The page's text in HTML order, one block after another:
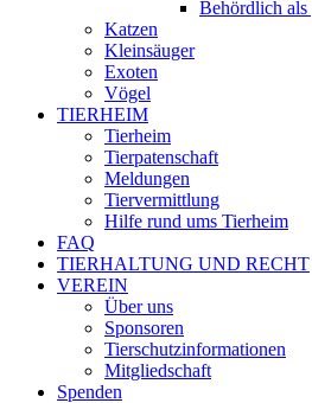
Behördlich
Katzen
Kleinsäuger
Exoten
Vögel
TIERHEIM
Tierheim
Tierpatenschaft
Meldungen
Tiervermittlung
Hilfe rund ums Tierheim
FAQ
TIERHALTUNG UND RECHT
VEREIN
Über uns
Sponsoren
Tierschutzinformationen
Mitgliedschaft
Spenden